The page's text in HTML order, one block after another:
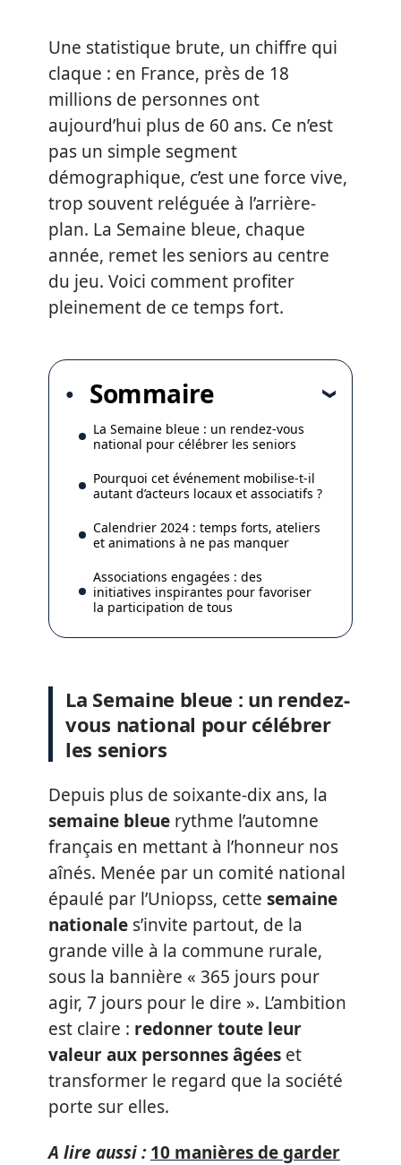
Une statistique brute, un chiffre qui
claque : en France, près de 18
millions de personnes ont
aujourd’hui plus de 60 ans. Ce n’est
pas un simple segment
démographique, c’est une force vive,
trop souvent reléguée à l’arrière-
plan. La Semaine bleue, chaque
année, remet les seniors au centre
du jeu. Voici comment profiter
pleinement de ce temps fort.
Sommaire
La Semaine bleue : un rendez-vous
national pour célébrer les seniors
Pourquoi cet événement mobilise-t-il
autant d’acteurs locaux et associatifs ?
Calendrier 2024 : temps forts, ateliers
et animations à ne pas manquer
Associations engagées : des
initiatives inspirantes pour favoriser
la participation de tous
La Semaine bleue : un rendez-
vous national pour célébrer
les seniors
Depuis plus de soixante-dix ans, la
semaine bleue rythme l’automne
français en mettant à l’honneur nos
aînés. Menée par un comité national
épaulé par l’Uniopss, cette semaine
nationale s’invite partout, de la
grande ville à la commune rurale,
sous la bannière « 365 jours pour
agir, 7 jours pour le dire ». L’ambition
est claire : redonner toute leur
valeur aux personnes âgées et
transformer le regard que la société
porte sur elles.
A lire aussi : 10 manières de garder